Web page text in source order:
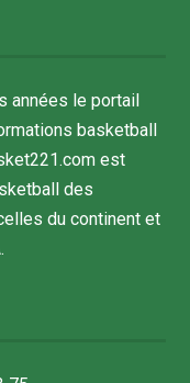
années le portail
basketball
est
des
du continent et